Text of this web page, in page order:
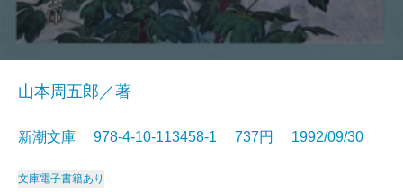
山本周五郎／著
新潮文庫 978-4-10-113458-1 737円 1992/09/30
文庫電子書籍あり